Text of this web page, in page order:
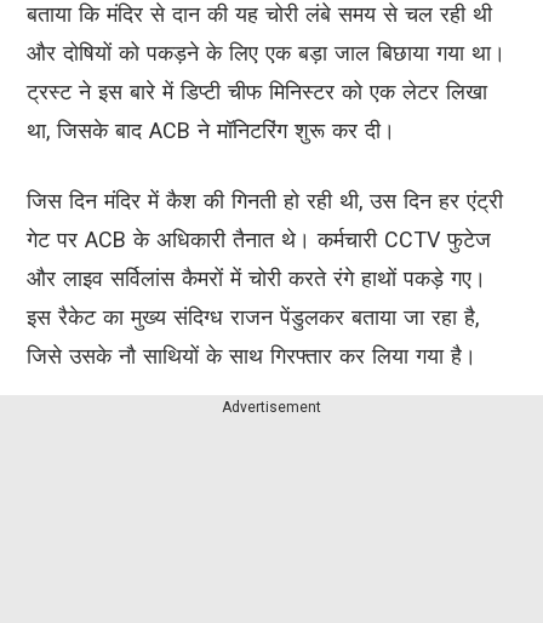
बताया कि मंदिर से दान की यह चोरी लंबे समय से चल रही थी
और दोषियों को पकड़ने के लिए एक बड़ा जाल बिछाया गया था।
ट्रस्ट ने इस बारे में डिप्टी चीफ मिनिस्टर को एक लेटर लिखा
था, जिसके बाद ACB ने मॉनिटरिंग शुरू कर दी।
जिस दिन मंदिर में कैश की गिनती हो रही थी, उस दिन हर एंट्री
गेट पर ACB के अधिकारी तैनात थे। कर्मचारी CCTV फुटेज
और लाइव सर्विलांस कैमरों में चोरी करते रंगे हाथों पकड़े गए।
इस रैकेट का मुख्य संदिग्ध राजन पेंडुलकर बताया जा रहा है,
जिसे उसके नौ साथियों के साथ गिरफ्तार कर लिया गया है।
Advertisement